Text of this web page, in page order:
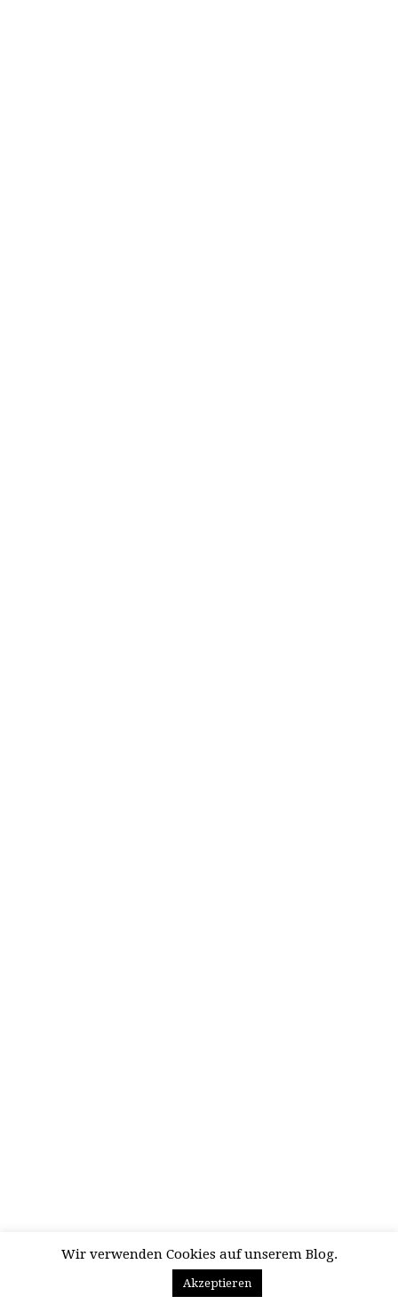
Wir verwenden Cookies auf unserem Blog.
Akzeptieren